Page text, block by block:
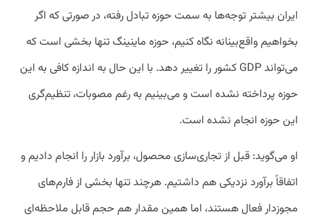
ایران بیشتر توجه‌ها به سمت حوزه تبادل رفته، در صورتی که اگر
بخواهیم واقع‌بینانه نگاه کنیم، حوزه ماینینگ تنها بخشی است که
می‌تواند GDP کشور را تغییر دهد. با این حال به اندازه کافی به این
حوزه پرداخته نشده است و می‌بینیم به رغم مصوبات، تنظیم‌گری
این حوزه انجام نشده است.
او می‌گوید: قبل از تجاری‌سازی محصول، برآورد بازار را انجام دادیم و
اتفاقاً برآورد نزدیکی هم داشتیم. هرچند تنها بخشی از فارم‌های
مجوزدار فعال هستند، اما همین مقدار هم حجم قابل ملاحظه‌ای